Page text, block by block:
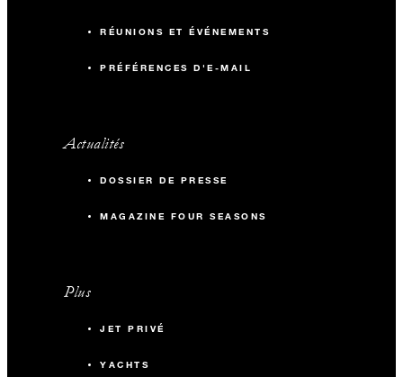
RÉUNIONS ET ÉVÉNEMENTS
PRÉFÉRENCES D'E-MAIL
Actualités
DOSSIER DE PRESSE
MAGAZINE FOUR SEASONS
Plus
JET PRIVÉ
YACHTS